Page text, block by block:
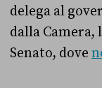
delega al
dalla Camera,
Senato, dove